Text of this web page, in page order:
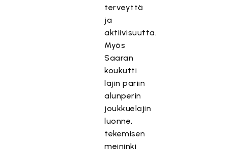
terveyttä
ja
aktiivisuutta.
Myös
Saaran
koukutti
lajin pariin
alunperin
joukkuelajin
luonne,
tekemisen
meininki